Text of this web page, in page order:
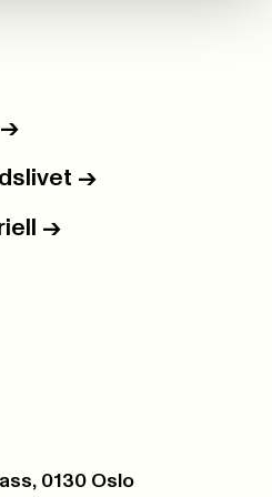
->
->
->
0130 Oslo